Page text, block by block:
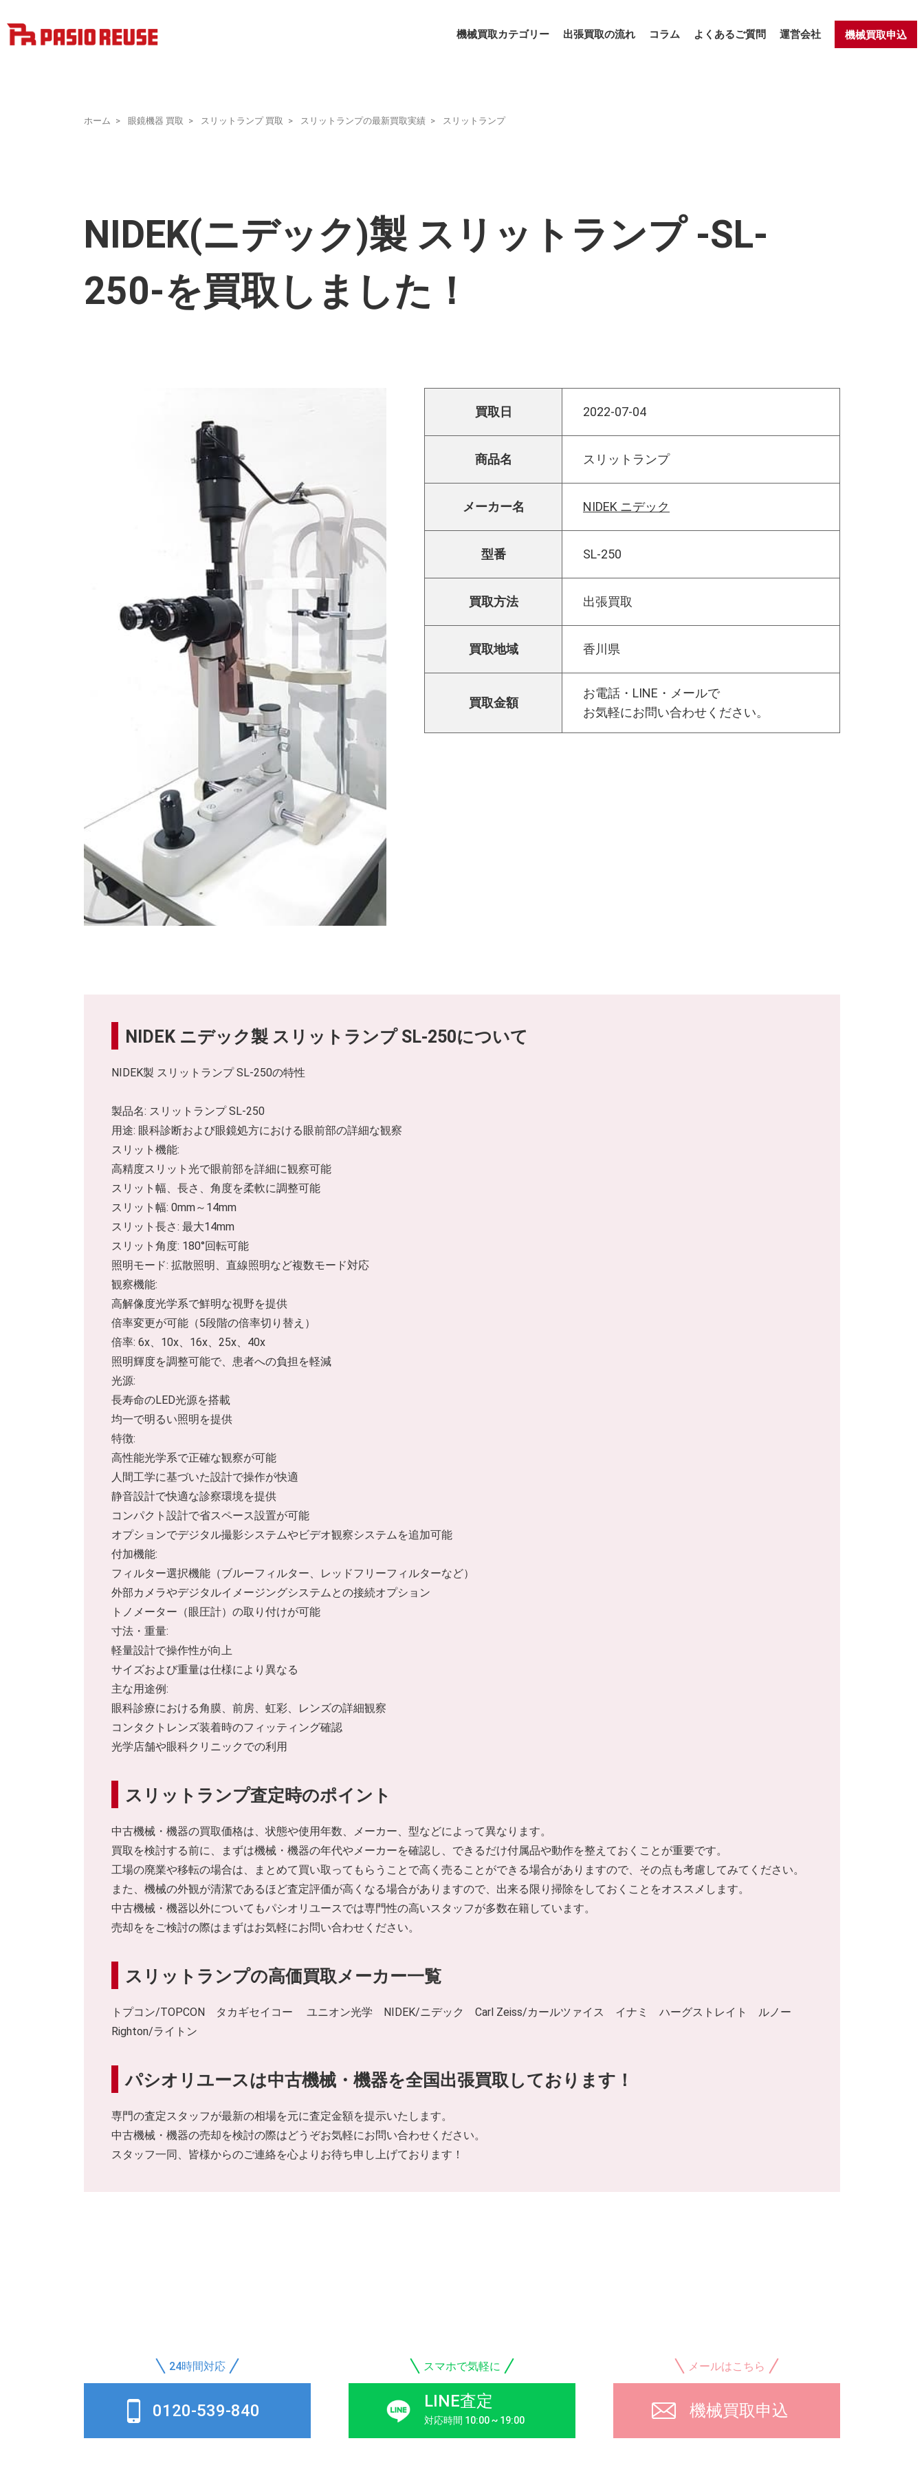
機械買取カテゴリー 出張買取の流れ コラム よくあるご質問 運営会社 機械買取申込
ホーム 眼鏡機器 買取 スリットランプ 買取 スリットランプの最新買取実績 スリットランプ
NIDEK(ニデック)製 スリットランプ -SL-
250-を買取しました！
買取日 2022-07-04
商品名 スリットランプ
メーカー名 NIDEK ニデック
型番 SL-250
買取方法 出張買取
買取地域 香川県
買取金額
お電話・LINE・メールで
お気軽にお問い合わせください。
NIDEK ニデック製 スリットランプ SL-250について
NIDEK製 スリットランプ SL-250の特性
製品名: スリットランプ SL-250
用途: 眼科診断および眼鏡処方における眼前部の詳細な観察
スリット機能:
高精度スリット光で眼前部を詳細に観察可能
スリット幅、長さ、角度を柔軟に調整可能
スリット幅: 0mm～14mm
スリット長さ: 最大14mm
スリット角度: 180°回転可能
照明モード: 拡散照明、直線照明など複数モード対応
観察機能:
高解像度光学系で鮮明な視野を提供
倍率変更が可能（5段階の倍率切り替え）
倍率: 6x、10x、16x、25x、40x
照明輝度を調整可能で、患者への負担を軽減
光源:
長寿命のLED光源を搭載
均一で明るい照明を提供
特徴:
高性能光学系で正確な観察が可能
人間工学に基づいた設計で操作が快適
静音設計で快適な診察環境を提供
コンパクト設計で省スペース設置が可能
オプションでデジタル撮影システムやビデオ観察システムを追加可能
付加機能:
フィルター選択機能（ブルーフィルター、レッドフリーフィルターなど）
外部カメラやデジタルイメージングシステムとの接続オプション
トノメーター（眼圧計）の取り付けが可能
寸法・重量:
軽量設計で操作性が向上
サイズおよび重量は仕様により異なる
主な用途例:
眼科診療における角膜、前房、虹彩、レンズの詳細観察
コンタクトレンズ装着時のフィッティング確認
光学店舗や眼科クリニックでの利用
スリットランプ査定時のポイント
中古機械・機器の買取価格は、状態や使用年数、メーカー、型などによって異なります。
買取を検討する前に、まずは機械・機器の年代やメーカーを確認し、できるだけ付属品や動作を整えておくことが重要です。
工場の廃業や移転の場合は、まとめて買い取ってもらうことで高く売ることができる場合がありますので、その点も考慮してみてください。
また、機械の外観が清潔であるほど査定評価が高くなる場合がありますので、出来る限り掃除をしておくことをオススメします。
中古機械・機器以外についてもパシオリユースでは専門性の高いスタッフが多数在籍しています。
売却ををご検討の際はまずはお気軽にお問い合わせください。
スリットランプの高価買取メーカー一覧
トプコン/TOPCON タカギセイコー ユニオン光学 NIDEK/ニデック Carl Zeiss/カールツァイス イナミ ハーグストレイト ルノー
Righton/ライトン
パシオリユースは中古機械・機器を全国出張買取しております！
専門の査定スタッフが最新の相場を元に査定金額を提示いたします。
中古機械・機器の売却を検討の際はどうぞお気軽にお問い合わせください。
スタッフ一同、皆様からのご連絡を心よりお待ち申し上げております！
24時間対応
0120-539-840
スマホで気軽に
LINE査定
対応時間 10:00 ~ 19:00
メールはこちら
機械買取申込